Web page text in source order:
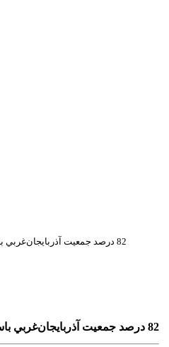
82 درصد جمعيت آذربايجان‌غربي باسواد هستند
82 درصد جمعيت آذربايجان‌غربي باسواد هستند